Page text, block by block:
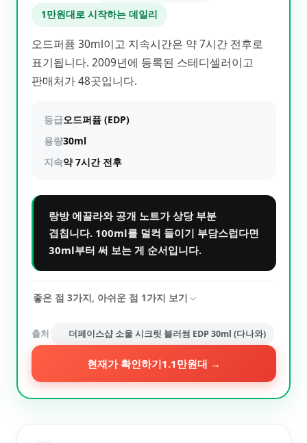
1만원대로 시작하는 데일리
오드퍼퓸 30ml이고 지속시간은 약 7시간 전후로
표기됩니다. 2009년에 등록된 스테디셀러이고
판매처가 48곳입니다.
등급오드퍼퓸 (EDP)
용량30ml
지속약 7시간 전후
랑방 에끌라와 공개 노트가 상당 부분
겹칩니다. 100ml를 덜컥 들이기 부담스럽다면
30ml부터 써 보는 게 순서입니다.
좋은 점 3가지, 아쉬운 점 1가지 보기
출처 더페이스샵 소울 시크릿 블러썸 EDP 30ml (다나와)
현재가 확인하기1.1만원대 →